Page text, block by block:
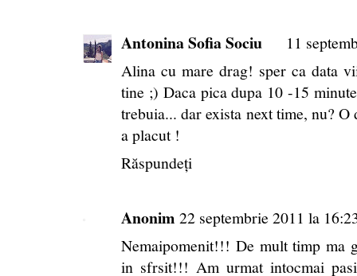
Antonina Sofia Sociu
11
Alina cu mare drag! sper ca data
tine ;) Daca pica dupa 10 -15
trebuia... dar exista next time, nu?
a placut !
Răspundeți
Anonim 22 septembrie 2011 la
Nemaipomenit!!! De mult timp ma
in sfrsit!!! Am urmat intocmai